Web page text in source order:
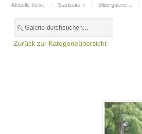
Aktuelle Seite: Startseite Bildergalerie
Zurück zur Kategorieübersicht